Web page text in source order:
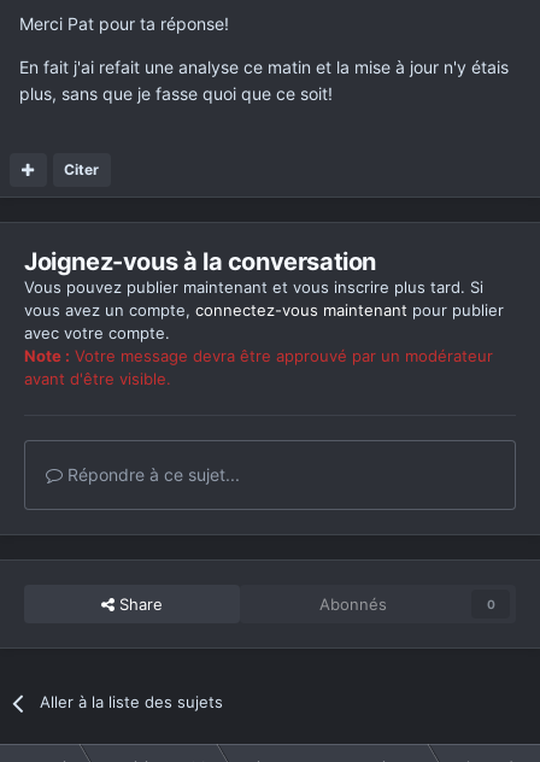
Merci Pat pour ta réponse!
En fait j'ai refait une analyse ce matin et la mise à jour n'y étais
plus, sans que je fasse quoi que ce soit!
Citer
Joignez-vous à la conversation
Vous pouvez publier maintenant et vous inscrire plus tard. Si
vous avez un compte, connectez-vous maintenant pour publier
avec votre compte.
Note : Votre message devra être approuvé par un modérateur
avant d'être visible.
Répondre à ce sujet...
Share Abonnés 0
Aller à la liste des sujets